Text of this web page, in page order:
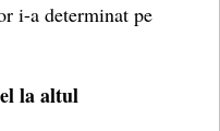
i-a determinat pe
la altul